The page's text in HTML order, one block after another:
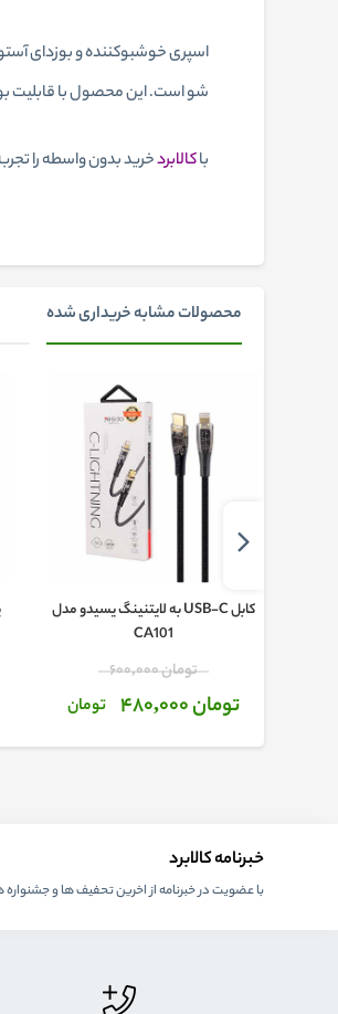
شو است. این محصول با قابلیت
باکالابردخرید بدون واسطه را
محصولات مشابه خریداری شده
کابل USB-C به لایتنینگ یسیدو مدل
CA101
تومان 600,000
تومان 480,000 تومان
خبرنامه کالابرد
با عضویت در خبرنامه از اخرین تحفیف ها و